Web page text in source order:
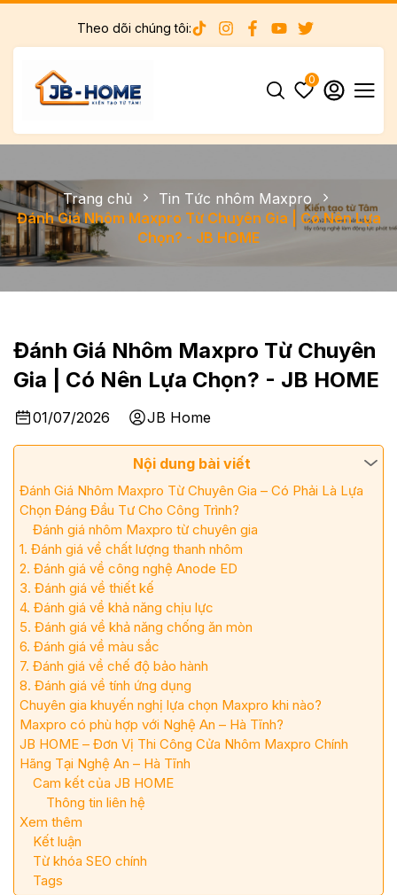
Theo dõi chúng tôi:
0
Trang chủ
Tin Tức nhôm Maxpro
Đánh Giá Nhôm Maxpro Từ Chuyên Gia | Có Nên Lựa
Chọn? - JB HOME
Đánh Giá Nhôm Maxpro Từ Chuyên
Gia | Có Nên Lựa Chọn? - JB HOME
01/07/2026 JB Home
Nội dung bài viết
Đánh Giá Nhôm Maxpro Từ Chuyên Gia – Có Phải Là Lựa
Chọn Đáng Đầu Tư Cho Công Trình?
Đánh giá nhôm Maxpro từ chuyên gia
1. Đánh giá về chất lượng thanh nhôm
2. Đánh giá về công nghệ Anode ED
3. Đánh giá về thiết kế
4. Đánh giá về khả năng chịu lực
5. Đánh giá về khả năng chống ăn mòn
6. Đánh giá về màu sắc
7. Đánh giá về chế độ bảo hành
8. Đánh giá về tính ứng dụng
Chuyên gia khuyến nghị lựa chọn Maxpro khi nào?
Maxpro có phù hợp với Nghệ An – Hà Tĩnh?
JB HOME – Đơn Vị Thi Công Cửa Nhôm Maxpro Chính
Hãng Tại Nghệ An – Hà Tĩnh
Cam kết của JB HOME
Thông tin liên hệ
Xem thêm
Kết luận
Từ khóa SEO chính
Tags